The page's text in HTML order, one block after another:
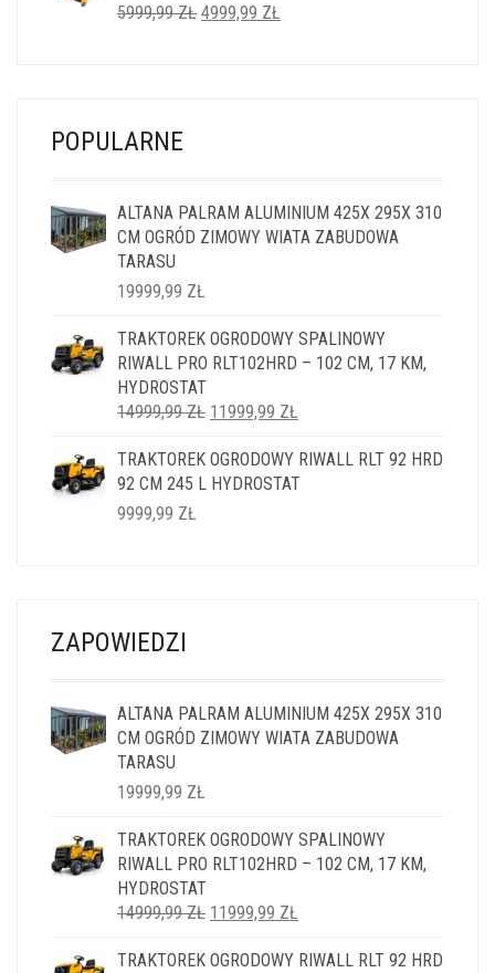
5999,99ZŁ PIERWOTNA
4999,99 ZŁ
POPULARNE
ALTANA PALRAM ALUMINIUM 425X 295X 310
CM OGRÓD ZIMOWY WIATA ZABUDOWA
TARASU
19999,99 ZŁ
TRAKTOREK OGRODOWY SPALINOWY
RIWALL PRO RLT102HRD – 102 CM, 17 KM,
HYDROSTAT
14999,99ZŁ PIERWOTNA
WYNOSIŁA:
14999,99 ZŁ.
11999,99 ZŁ
WYNOSI:
11999,99 ZŁ.
TRAKTOREK OGRODOWY RIWALL RLT 92 HRD
92 CM 245 L HYDROSTAT
9999,99 ZŁ
ZAPOWIEDZI
ALTANA PALRAM ALUMINIUM 425X 295X 310
CM OGRÓD ZIMOWY WIATA ZABUDOWA
TARASU
19999,99 ZŁ
TRAKTOREK OGRODOWY SPALINOWY
RIWALL PRO RLT102HRD – 102 CM, 17 KM,
HYDROSTAT
14999,99ZŁ PIERWOTNA
WYNOSIŁA:
11999,99 ZŁ
WYNOSI:
TRAKTOREK OGRODOWY RIWALL RLT 92 HRD